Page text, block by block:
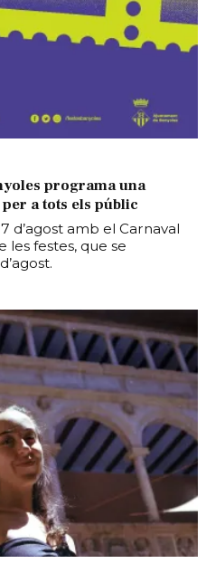
programa una
a tots els públic
d’agost amb el Carnaval
les festes, que se